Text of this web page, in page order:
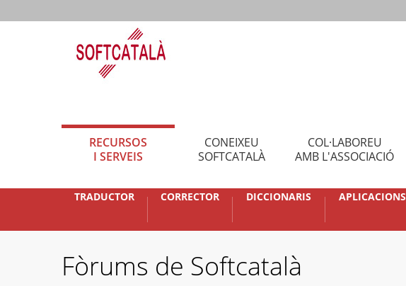
RECURSOS
I SERVEIS
CONEIXEU
SOFTCATALÀ
COL·LABOREU
AMB L'ASSOCIACIÓ
TRADUCTOR CORRECTOR DICCIONARIS APLICACIONS
Fòrums de Softcatalà